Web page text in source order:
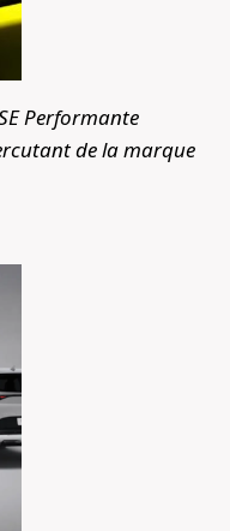
Performante
de la marque